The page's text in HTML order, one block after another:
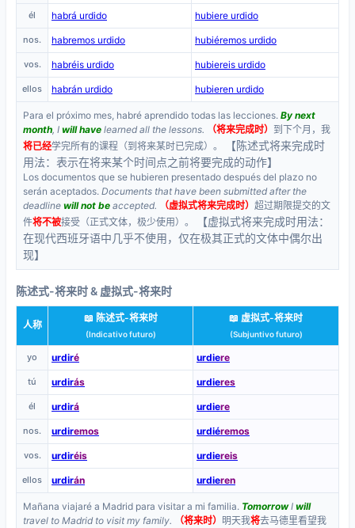
él habrá urdido hubiere urdido
nos. habremos urdido hubiéremos urdido
vos. habréis urdido hubiereis urdido
ellos habrán urdido hubieren urdido
Para el próximo mes, habré aprendido todas las lecciones. By next
month, I will have learned all the lessons. （将来完成时） 到下个月，我
将已经学完所有的课程（到将来某时已完成）。
【陈述式将来完成时
用法：表示在将来某个时间点之前将要完成的动作】
Los documentos que se hubieren presentado después del plazo no
serán aceptados. Documents that have been submitted after the
deadline will not be accepted. （虚拟式将来完成时） 超过期限提交的文
件将不被接受（正式文体，极少使用）。
【虚拟式将来完成时用法：
在现代西班牙语中几乎不使用，仅在极其正式的文体中偶尔出
现】
陈述式-将来时 & 虚拟式-将来时
人称
📖 陈述式-将来时
(Indicativo futuro)
📖 虚拟式-将来时
(Subjuntivo futuro)
yo urdiré urdiere
tú urdirás urdieres
él urdirá urdiere
nos. urdiremos urdiéremos
vos. urdiréis urdiereis
ellos urdirán urdieren
Mañana viajaré a Madrid para visitar a mi familia. TomorrowI will
travel to Madrid to visit my family.
（将来时） 明天我将去马德里看望我